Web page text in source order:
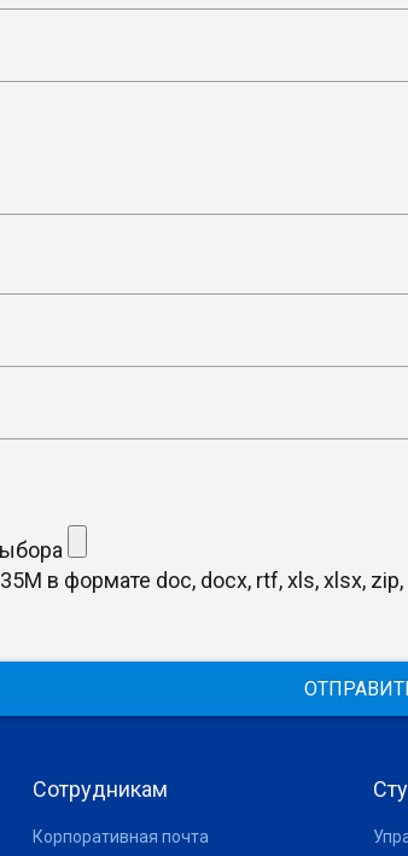
в формате doc, docx, rtf, xls, xlsx, zip,
Сотрудникам
Корпоративная почта